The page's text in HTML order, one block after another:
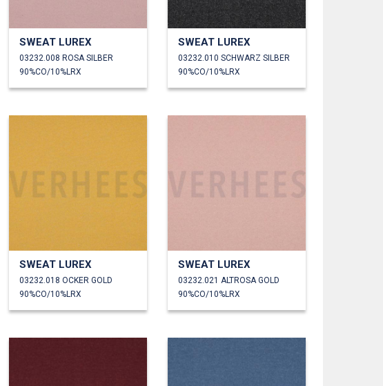
SWEAT LUREX
03232.008 ROSA SILBER
90%CO/10%LRX
SWEAT LUREX
03232.010 SCHWARZ SILBER
90%CO/10%LRX
SWEAT LUREX
03232.018 OCKER GOLD
90%CO/10%LRX
SWEAT LUREX
03232.021 ALTROSA GOLD
90%CO/10%LRX